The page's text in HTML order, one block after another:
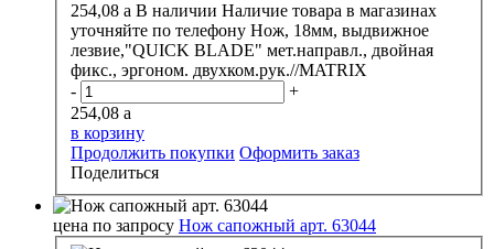
254,08 a В наличии Наличие товара в магазинах
уточняйте по телефону Нож, 18мм, выдвижное
лезвие,"QUICK BLADE" мет.направл., двойная
фикс., эргоном. двухком.рук.//MATRIX
-
+
254,08 a
в корзину
Продолжить покупки Оформить заказ
Поделиться
цена по запросу Нож сапожный арт. 63044